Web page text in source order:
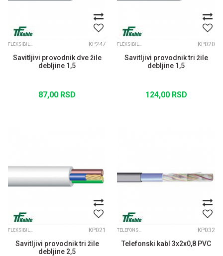
FLEKSIBILNI KABLOVI KP247
Savitljivi provodnik dve žile
debljine 1,5
87,00 RSD
FLEKSIBILNI KABLOVI KP020
Savitljivi provodnik tri žile
debljine 1,5
124,00 RSD
FLEKSIBILNI KABLOVI KP021
Savitljivi provodnik tri žile
debljine 2,5
TELEFONSKI INSTALACIONI KABLOVI KP032
Telefonski kabl 3x2x0,8 PVC